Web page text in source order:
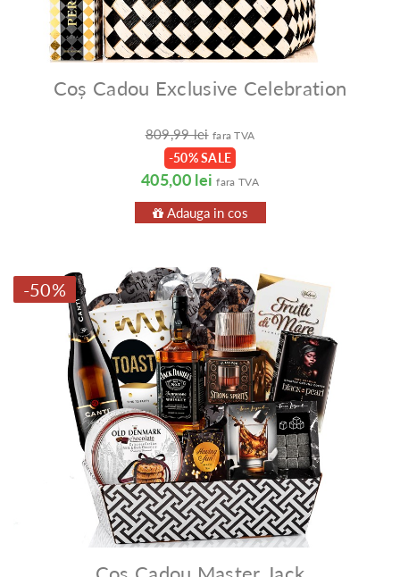
Coș Cadou Exclusive Celebration
809,99 lei fara TVA
-50% SALE
405,00 lei fara TVA
Adauga in cos
-50%